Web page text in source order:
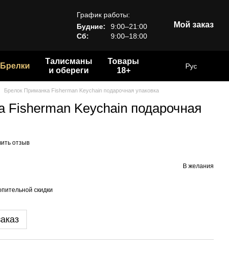
График работы:
Будние:
9:00–21:00
Сб:
9:00–18:00
Мой заказ
Брелки
Талисманы
и обереги
Товары
18+
Рус
Брелок Приманка Fisherman Keychain подарочная упаковка
Fisherman Keychain подарочная
отзыв
В желания
скидки